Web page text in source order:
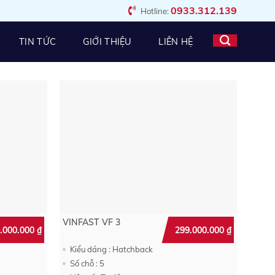
Hotline:0933.312.139
TIN TỨC GIỚI THIỆU LIÊN HỆ
₫
VINFAST VF 3
299.000.000₫
Kiểu dáng : Hatchback
Số chỗ : 5